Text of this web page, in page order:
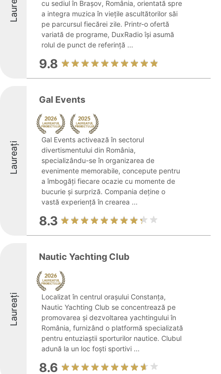
cu sediul în Brașov, România, orientată spre
a integra muzica în viețile ascultătorilor săi
pe parcursul fiecărei zile. Printr-o ofertă
variată de programe, DuxRadio își asumă
rolul de punct de referință ...
9.8
Laureați
Gal Events
Gal Events activează în sectorul
divertismentului din România,
specializându-se în organizarea de
evenimente memorabile, concepute pentru
a îmbogăți fiecare ocazie cu momente de
bucurie și surpriză. Compania deține o
vastă experiență în crearea ...
8.3
Laureați
Nautic Yachting Club
Localizat în centrul orașului Constanța,
Nautic Yachting Club se concentrează pe
promovarea și dezvoltarea yachtingului în
România, furnizând o platformă specializată
pentru entuziaștii sporturilor nautice. Clubul
adună la un loc foști sportivi ...
8.6